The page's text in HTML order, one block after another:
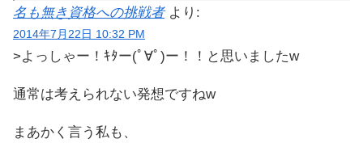
名も無き資格への挑戦者 より:
2014年7月22日 10:32 PM
>よっしゃー！ｷﾀー(ﾟ∀ﾟ)ー！！と思いましたw
通常は考えられない発想ですねw
まあかく言う私も、